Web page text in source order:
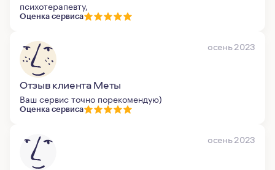
психотерапевту,
Оценка сервиса
осень 2023
Отзыв клиента Меты
Ваш сервис точно порекомендую)
Оценка сервиса
осень 2023